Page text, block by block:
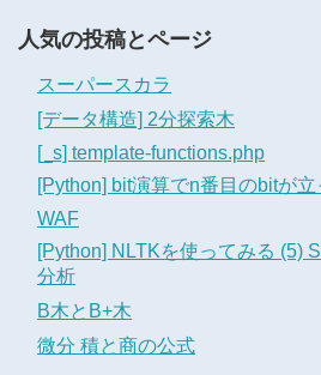
人気の投稿とページ
スーパースカラ
[データ構造] 2分探索木
[_s] template-functions.php
[Python] bit演算でn番目のbitが
WAF
[Python] NLTKを使ってみる (5)
分析
B木とB+木
微分 積と商の公式